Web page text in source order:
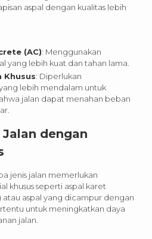
aspal dengan kualitas lebih
(AC): Menggunakan
yang lebih kuat dan tahan lama.
Khusus: Diperlukan
lebih mendalam untuk
jalan dapat menahan beban
dengan
jenis jalan memerlukan
khusus seperti aspal karet
atau aspal yang dicampur dengan
untuk meningkatkan daya
jalan.